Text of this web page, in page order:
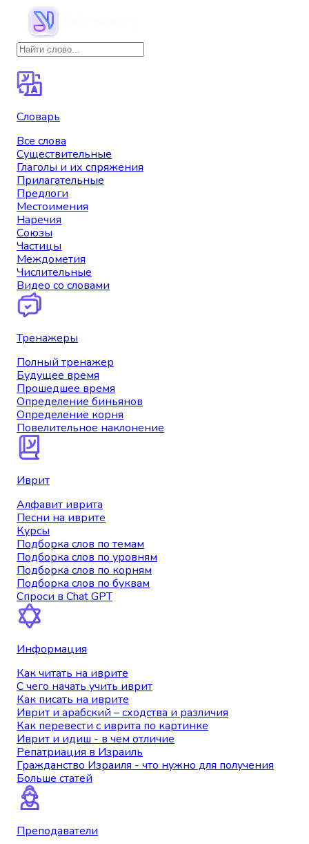
Словарь
Все слова
Существительные
Глаголы и их спряжения
Прилагательные
Предлоги
Местоимения
Наречия
Союзы
Частицы
Междометия
Числительные
Видео со словами
Тренажеры
Полный тренажер
Будущее время
Прошедшее время
Определение биньянов
Определение корня
Повелительное наклонение
Иврит
Алфавит иврита
Песни на иврите
Курсы
Подборка слов по темам
Подборка слов по уровням
Подборка слов по корням
Подборка слов по буквам
Спроси в Chat GPT
Информация
Как читать на иврите
С чего начать учить иврит
Как писать на иврите
Иврит и арабский – сходства и различия
Как перевести с иврита по картинке
Иврит и идиш - в чем отличие
Репатриация в Израиль
Гражданство Израиля - что нужно для получения
Больше статей
Преподаватели